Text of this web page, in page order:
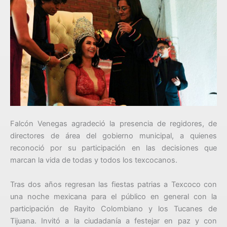
Falcón Venegas agradeció la presencia de regidores, de
directores de área del gobierno municipal, a quienes
reconoció por su participación en las decisiones que
marcan la vida de todas y todos los texcocanos.
Tras dos años regresan las fiestas patrias a Texcoco con
una noche mexicana para el público en general con la
participación de Rayito Colombiano y los Tucanes de
Tijuana. Invitó a la ciudadanía a festejar en paz y con